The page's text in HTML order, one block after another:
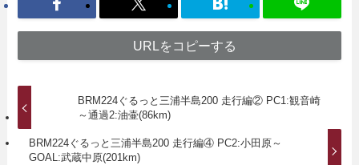
URLをコピーする
BRM224ぐるっと三浦半島200 走行編② PC1:観音崎
～通過2:油壷(86km)
BRM224ぐるっと三浦半島200 走行編④ PC2:小田原～
GOAL:武蔵中原(201km)